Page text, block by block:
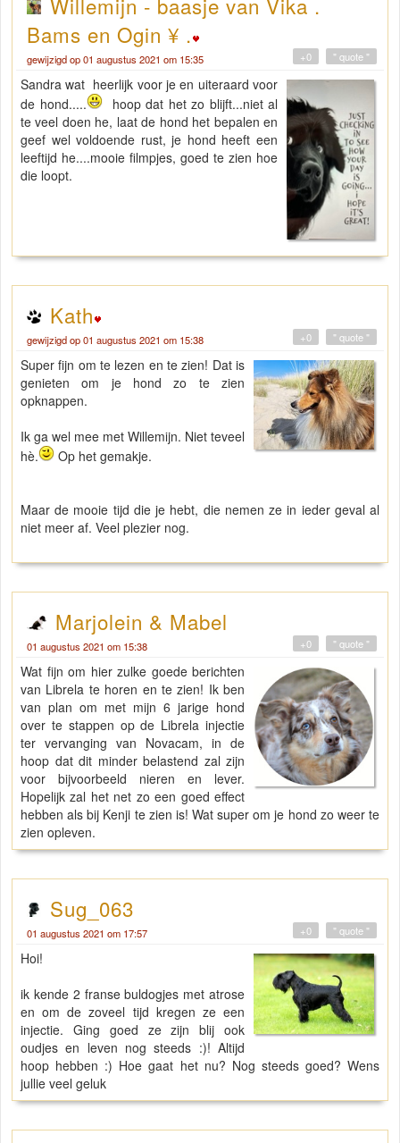
Bams en Ogin ¥ .
gewijzigd op 01 augustus 2021 om 15:35 " quote "
+0
Sandra wat heerlijk voor je en uiteraard voor
de hond.....
hoop dat het zo blijft...niet al
te veel doen he, laat de hond het bepalen en
geef wel voldoende rust, je hond heeft een
leeftijd he....mooie filmpjes, goed te zien hoe
die loopt.
Kath
gewijzigd op 01 augustus 2021 om 15:38 " quote "
+0
Super fijn om te lezen en te zien! Dat is
genieten om je hond zo te zien
opknappen.
Ik ga wel mee met Willemijn. Niet teveel
hè.
Op het gemakje.
Maar de mooie tijd die je hebt, die nemen ze in ieder geval al
niet meer af. Veel plezier nog.
Marjolein & Mabel
01 augustus 2021 om 15:38 " quote "
+0
Wat fijn om hier zulke goede berichten
van Librela te horen en te zien! Ik ben
van plan om met mijn 6 jarige hond
over te stappen op de Librela injectie
ter vervanging van Novacam, in de
hoop dat dit minder belastend zal zijn
voor bijvoorbeeld nieren en lever.
Hopelijk zal het net zo een goed effect
hebben als bij Kenji te zien is! Wat super om je hond zo weer te
zien opleven.
Sug_063
01 augustus 2021 om 17:57 " quote "
+0
Hoi!
ik kende 2 franse buldogjes met atrose
en om de zoveel tijd kregen ze een
injectie. Ging goed ze zijn blij ook
oudjes en leven nog steeds :)! Altijd
hoop hebben :) Hoe gaat het nu? Nog steeds goed? Wens
jullie veel geluk